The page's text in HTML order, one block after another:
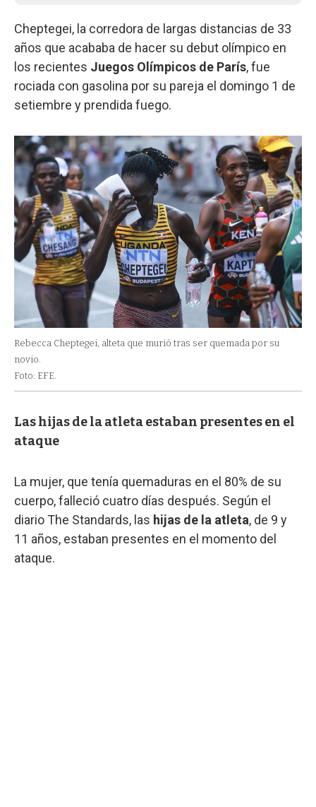
Cheptegei, la corredora de largas distancias de 33
años que acababa de hacer su debut olímpico en
los recientes Juegos Olímpicos de París, fue
rociada con gasolina por su pareja el domingo 1 de
setiembre y prendida fuego.
Rebecca Cheptegei, alteta que murió tras ser quemada por su
novio.
Foto: EFE.
Las hijas de la atleta estaban presentes en el
ataque
La mujer, que tenía quemaduras en el 80% de su
cuerpo, falleció cuatro días después. Según el
diario The Standards, las hijas de la atleta, de 9 y
11 años, estaban presentes en el momento del
ataque.